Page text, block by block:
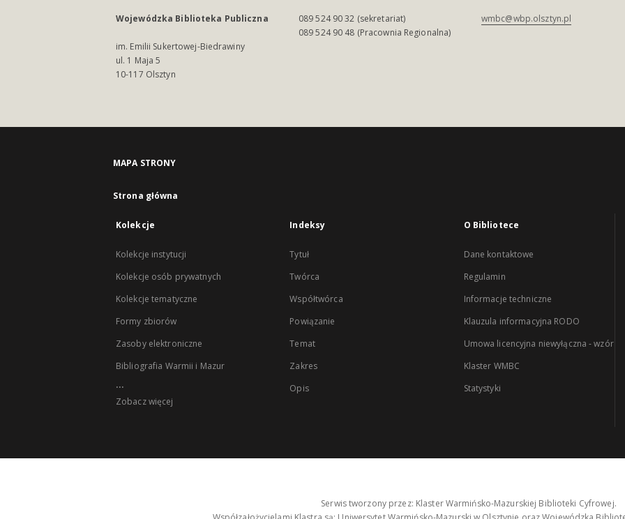
Wojewódzka Biblioteka Publiczna
im. Emilii Sukertowej-Biedrawiny
ul. 1 Maja 5
10-117 Olsztyn
089 524 90 32 (sekretariat)
089 524 90 48 (Pracownia Regionalna)
wmbc@wbp.olsztyn.pl
MAPA STRONY
Strona główna
Kolekcje
Kolekcje instytucji
Kolekcje osób prywatnych
Kolekcje tematyczne
Formy zbiorów
Zasoby elektroniczne
Bibliografia Warmii i Mazur
...
Zobacz więcej
Indeksy
Tytuł
Twórca
Współtwórca
Powiązanie
Temat
Zakres
Opis
O Bibliotece
Dane kontaktowe
Regulamin
Informacje techniczne
Klauzula informacyjna RODO
Umowa licencyjna niewyłączna - wzór
Klaster WMBC
Statystyki
Serwis tworzony przez: Klaster Warmińsko-Mazurskiej Biblioteki Cyfrowej.